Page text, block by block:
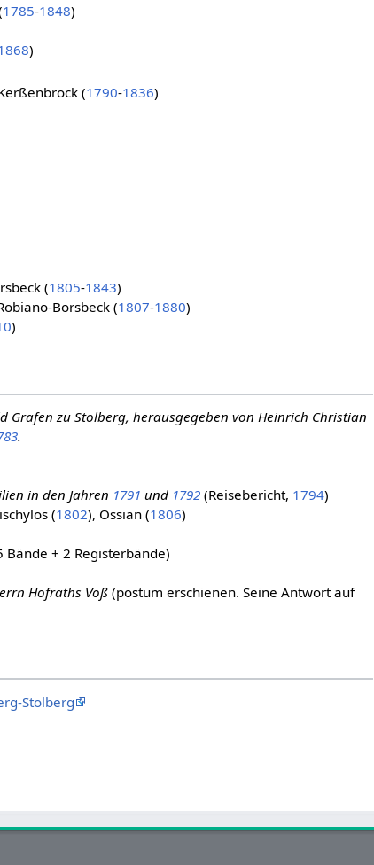
1785-1848)
)
(1790-1836)
(1805-1843)
Borsbeck (1807-1880)
)
Grafen zu Stolberg, herausgegeben von Heinrich Christian
.
in den Jahren 1791 und 1792(Reisebericht, 1794)
(1802), Ossian (1806)
Bände + 2 Registerbände)
Hofraths Voß(postum erschienen. Seine Antwort auf
Stolberg